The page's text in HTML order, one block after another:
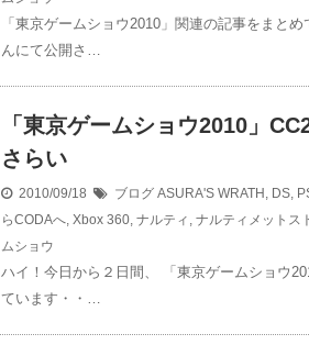
「東京ゲームショウ2010」関連の記事をまと
んにて公開さ…
「東京ゲームショウ2010」
さらい
2010/09/18 ブログ ASURA'S WRATH , DS,
らCODAへ, Xbox 360, ナルティ , ナルティメットス
ムショウ
ハイ！今日から２日間、 「東京ゲームショウ
ています・・…